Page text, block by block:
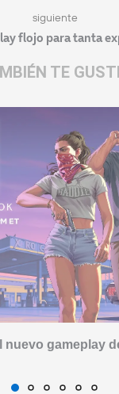
siguiente
flojo para tanta
TE
gameplay